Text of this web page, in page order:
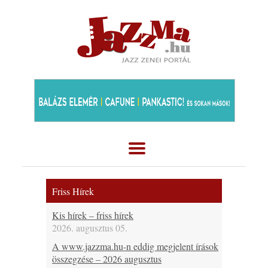
Friss Hírek
Kis hírek – friss hírek
2026. augusztus 05.
A www.jazzma.hu-n eddig megjelent írások
összegzése – 2026 augusztus